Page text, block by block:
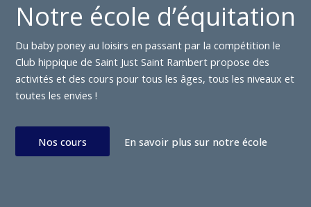
Notre école d’équitation
Du baby poney au loisirs en passant par la compétition le
Club hippique de Saint Just Saint Rambert propose des
activités et des cours pour tous les âges, tous les niveaux et
toutes les envies !
Nos cours En savoir plus sur notre école